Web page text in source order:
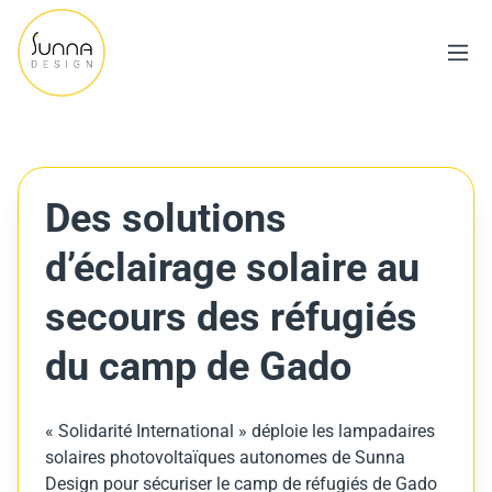
Des solutions
d’éclairage solaire au
secours des réfugiés
du camp de Gado
« Solidarité International » déploie les lampadaires
solaires photovoltaïques autonomes de Sunna
Design pour sécuriser le camp de réfugiés de Gado